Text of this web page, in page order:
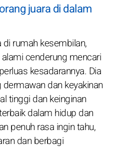
juara di dalam
rumah kesembilan,
cenderung mencari
kesadarannya. Dia
dan keyakinan
tinggi dan keinginan
dalam hidup dan
penuh rasa ingin tahu,
dan berbagi